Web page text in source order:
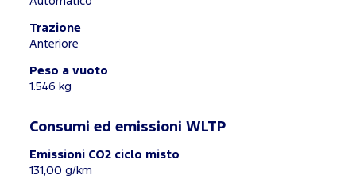
Trazione
Anteriore
Peso a vuoto
1.546 kg
Consumi ed emissioni WLTP
Emissioni CO2 ciclo misto
131,00 g/km